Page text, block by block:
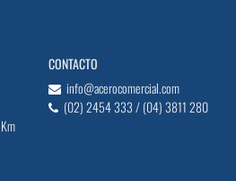
CONTACTO
info@acerocomercial.com
(02) 2454 333 / (04) 3811 280